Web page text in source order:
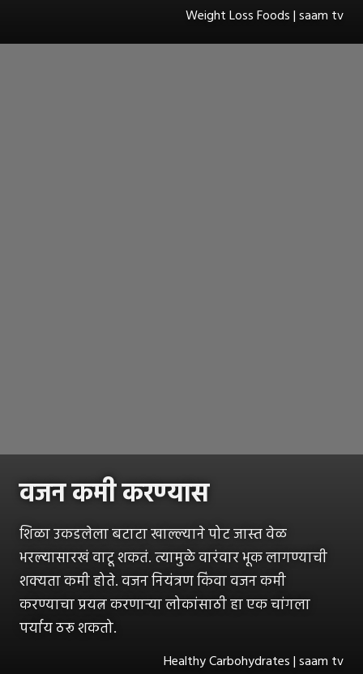
Weight Loss Foods | saam tv
वजन कमी करण्यास
शिळा उकडलेला बटाटा खाल्ल्याने पोट जास्त वेळ
भरल्यासारखं वाटू शकतं. त्यामुळे वारंवार भूक लागण्याची
शक्यता कमी होते. वजन नियंत्रण किंवा वजन कमी
करण्याचा प्रयत्न करणाऱ्या लोकांसाठी हा एक चांगला
पर्याय ठरू शकतो.
Healthy Carbohydrates | saam tv